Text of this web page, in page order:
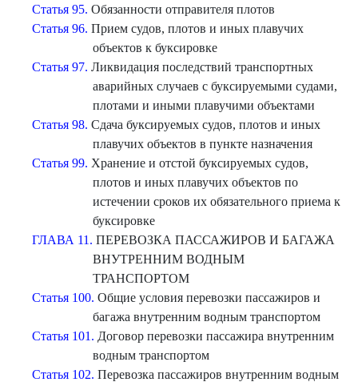
Статья 95. Обязанности отправителя плотов
Статья 96. Прием судов, плотов и иных плавучих
объектов к буксировке
Статья 97. Ликвидация последствий транспортных
аварийных случаев с буксируемыми судами,
плотами и иными плавучими объектами
Статья 98. Сдача буксируемых судов, плотов и иных
плавучих объектов в пункте назначения
Статья 99. Хранение и отстой буксируемых судов,
плотов и иных плавучих объектов по
истечении сроков их обязательного приема к
буксировке
ГЛАВА 11. ПЕРЕВОЗКА ПАССАЖИРОВ И БАГАЖА
ВНУТРЕННИМ ВОДНЫМ
ТРАНСПОРТОМ
Статья 100. Общие условия перевозки пассажиров и
багажа внутренним водным транспортом
Статья 101. Договор перевозки пассажира внутренним
водным транспортом
Статья 102. Перевозка пассажиров внутренним водным